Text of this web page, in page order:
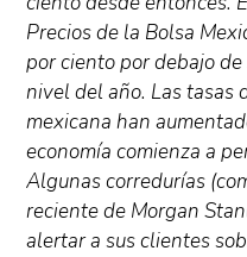
Precios de la Bolsa
por ciento por debajo
nivel del año. Las tasas
mexicana han
economía comienza a
Algunas corredurías
reciente de Morgan
alertar a sus clientes